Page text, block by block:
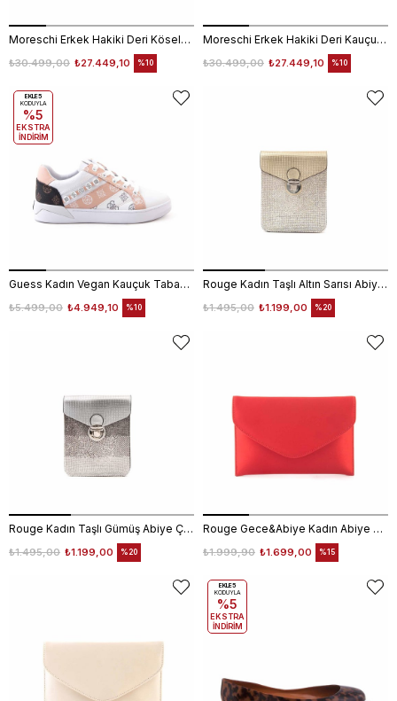
Moreschi Erkek Hakiki Deri Kösele Taban Lacivert Mavi Klasik Ayakkabı
₺27.449,10
₺30.499,00 %10
Moreschi Erkek Hakiki Deri Kauçuk Taban Kahverengi Loafer Konforlu Ayakkabı
₺27.449,10
₺30.499,00 %10
Guess Kadın Vegan Kauçuk Taban Beyaz Spor & Sneaker Ayakkabı
₺4.949,10
₺5.499,00 %10
EKLE5
KODUYLA
%5
EKSTRA
İNDİRİM
Rouge Kadın Taşlı Altın Sarısı Abiye Çanta
₺1.199,00
₺1.495,00 %20
Rouge Kadın Taşlı Gümüş Abiye Çanta
₺1.199,00
₺1.495,00 %20
Rouge Gece&Abiye Kadın Abiye Çanta 401S
₺1.699,00
₺1.999,90 %15
EKLE5
KODUYLA
%5
EKSTRA
İNDİRİM